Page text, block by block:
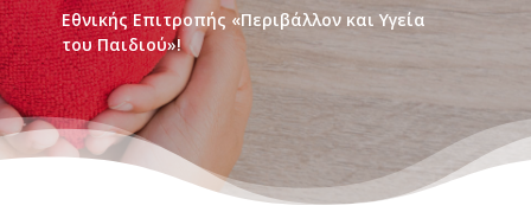
Εθνικής Επιτροπής «Περιβάλλον και Υγεία
του Παιδιού»!